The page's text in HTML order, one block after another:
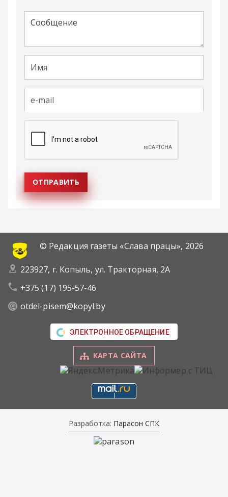
© Редакция газеты «Слава працы», 2026
223927, г. Копыль, ул. Тракторная, 2А
+375 (17) 195-57-46
otdel-pisem@kopyl.by
ЭЛЕКТРОННОЕ ОБРАЩЕНИЕ
КАРТА САЙТА
Разработка: Парасон СПК